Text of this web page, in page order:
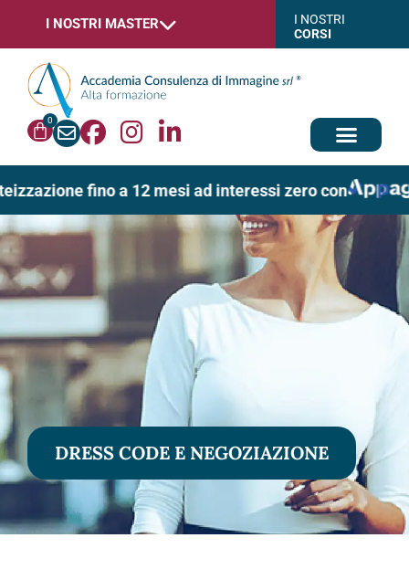
I NOSTRI MASTER
I NOSTRI
CORSI
0
fino a 12 mesi ad interessi zero con
DRESS CODE E NEGOZIAZIONE